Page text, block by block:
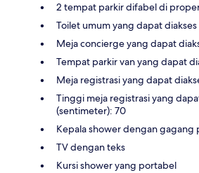
2 tempat parkir difabel di
Toilet umum yang dapat
Meja concierge yang dapat
Tempat parkir van yang dapat
Meja registrasi yang dapat
Tinggi meja registrasi yang
(sentimeter): 70
Kepala shower dengan gagang
TV dengan teks
Kursi shower yang portabel